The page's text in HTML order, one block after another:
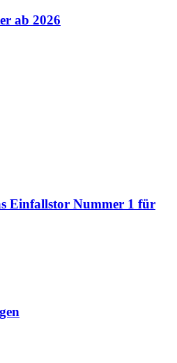
ab 2026
Einfallstor Nummer 1 für